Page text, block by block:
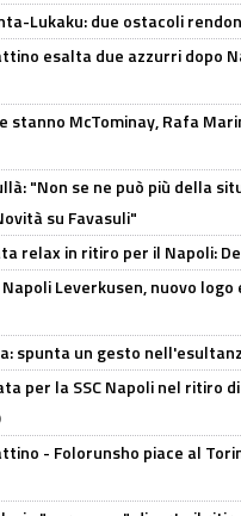
Lukaku: due ostacoli
esalta due azzurri dopo
stanno McTominay, Rafa
"Non se ne può più della
su Favasuli"
relax in ritiro per il Napoli:
Napoli Leverkusen, nuovo
spunta un gesto
per la SSC Napoli nel ritiro
- Folorunsho piace al